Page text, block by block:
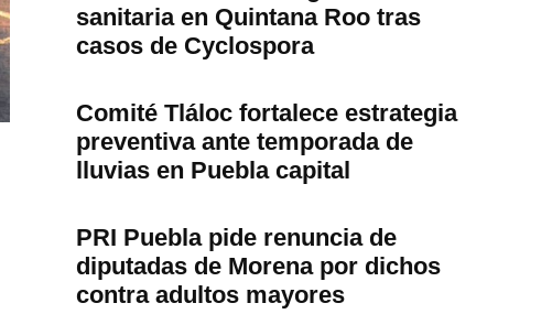
sanitaria en Quintana Roo tras
casos de Cyclospora
Comité Tláloc fortalece estrategia
preventiva ante temporada de
lluvias en Puebla capital
PRI Puebla pide renuncia de
diputadas de Morena por dichos
contra adultos mayores